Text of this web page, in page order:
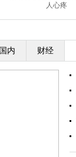
人心疼
国内 财经